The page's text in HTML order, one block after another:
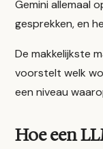
Gemini allemaal
gesprekken, en
De makkelijkste
voorstelt welk
een niveau
Hoe een